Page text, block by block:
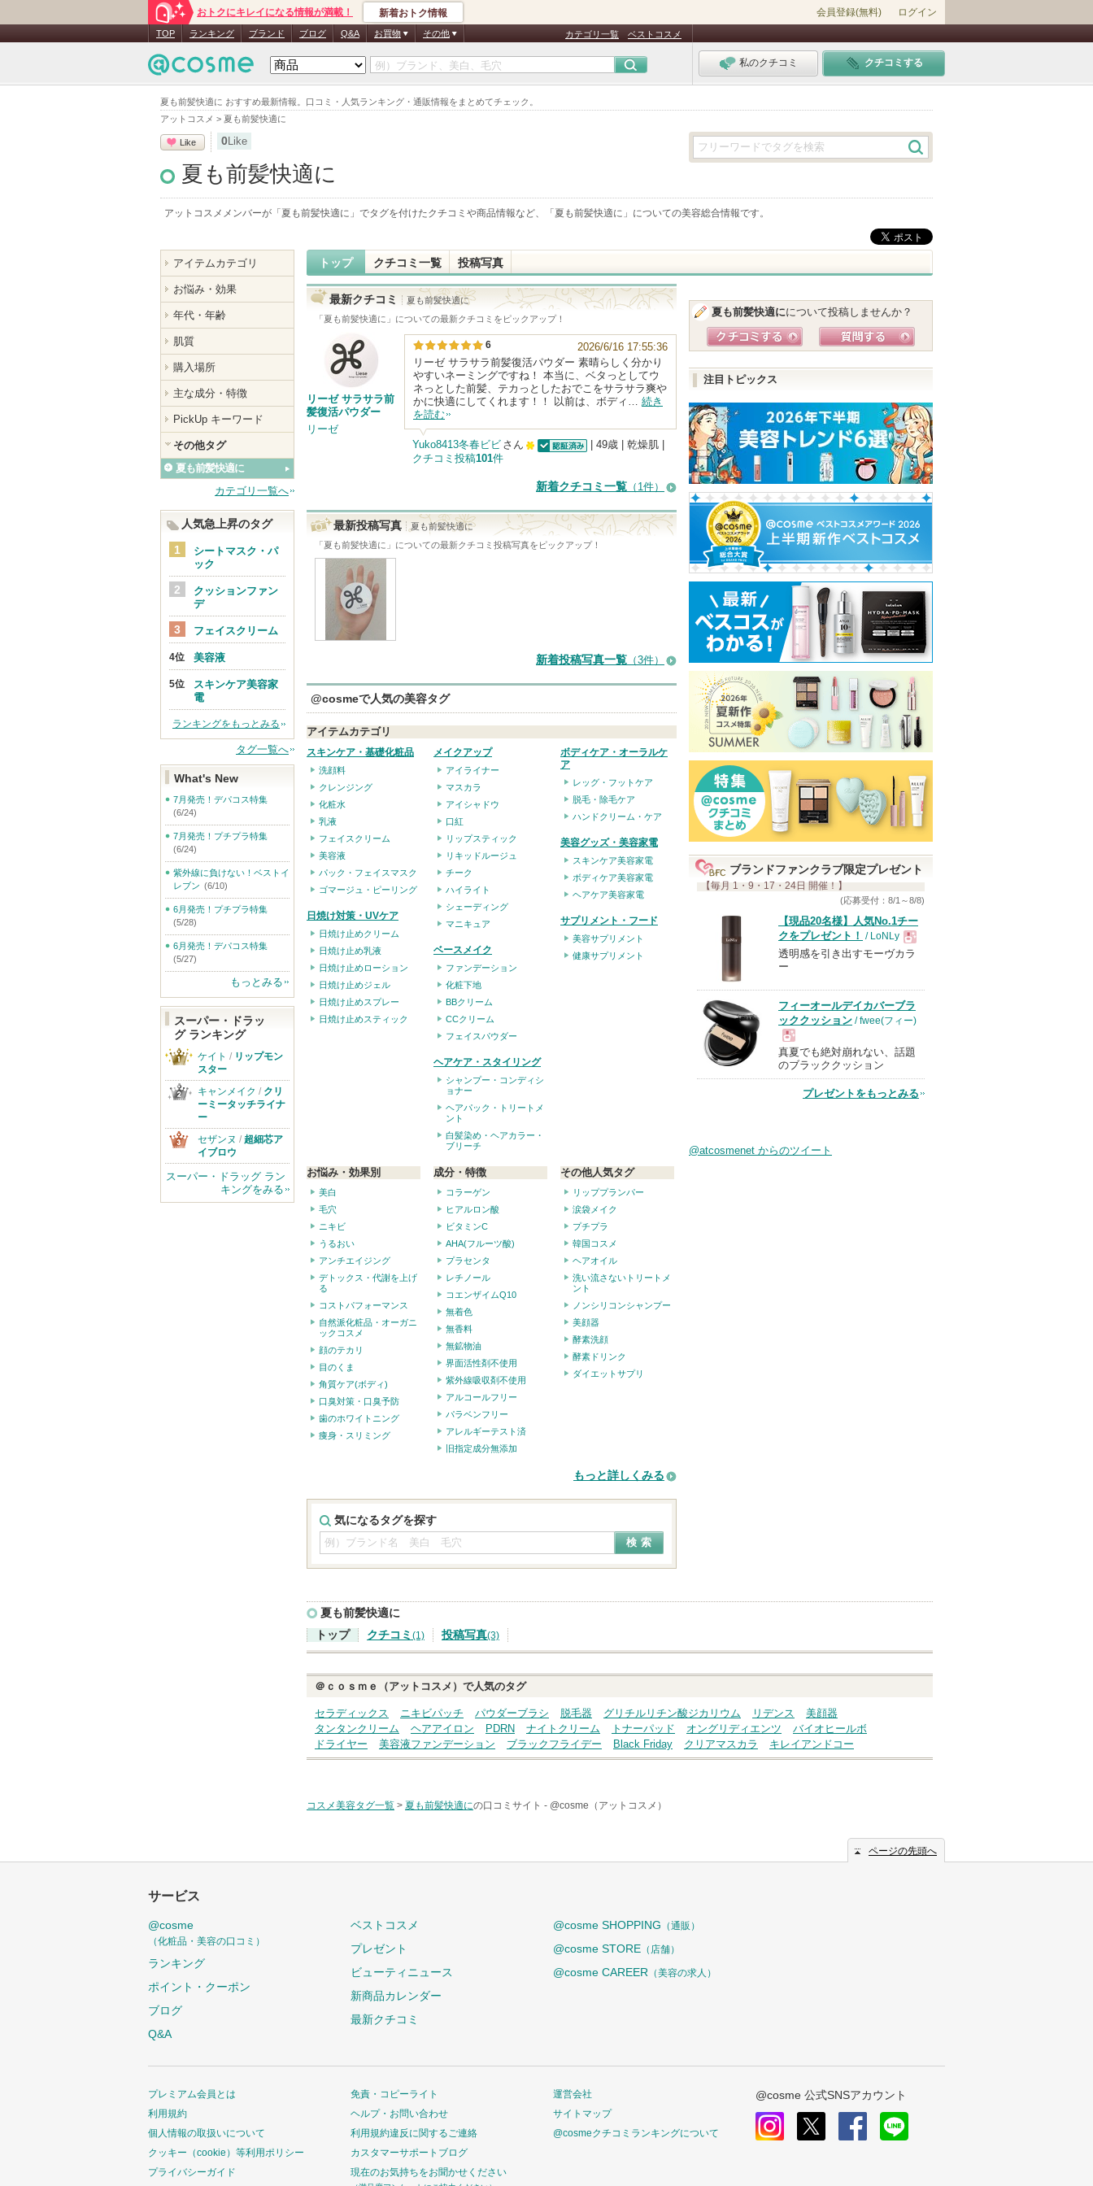
夏も前髪快適に おすすめ最新情報。口コミ・人気ランキング・通販情報をまとめてチェック。
アットコスメ > 夏も前髪快適に
おトクにキレイになる情報が満載！ 新着おトク情報 会員登録(無料) ログイン
TOP ランキング ブランド ブログ Q&A お買物 その他 カテゴリ一覧 ベストコスメ
私のクチコミ クチコミする
Like 0Like
夏も前髪快適に
アットコスメメンバーが「 夏も前髪快適に 」でタグを付けたクチコミや商品情報など、「 夏も前髪快適に 」についての美容総合情報です。
トップ クチコミ一覧 投稿写真
最新クチコミ
夏も前髪快適に
「夏も前髪快適に 」についての最新クチコミをピックアップ！
リーゼ サラサラ前
髪復活パウダー
リーゼ
6
2026/6/16 17:55:36
リーゼ サラサラ前髪復活パウダー 素晴らしく分かり
やすいネーミングですね！ 本当に、ベタっとしてウ
ネっとした前髪、テカっとしたおでこをサラサラ爽や
かに快適にしてくれます！！ 以前は、ボディ… 続き
を読む
Yuko8413冬春ビビ さん
上
の
に
| 49歳 | 乾燥肌 |
クチコミ投稿101件
新着クチコミ一覧 （1件）
最新投稿写真
夏も前髪快適に
「夏も前髪快適に 」についての最新クチコミ投稿写真をピックアップ！
新着投稿写真一覧 （3件）
@cosmeで人気の美容タグ
アイテムカテゴリ
スキンケア・基礎化粧品
洗顔料
クレンジング
化粧水
乳液
フェイスクリーム
美容液
パック・フェイスマスク
ゴマージュ・ピーリング
日焼け対策・UVケア
日焼け止めクリーム
日焼け止め乳液
日焼け止めローション
日焼け止めジェル
日焼け止めスプレー
日焼け止めスティック
メイクアップ
アイライナー
マスカラ
アイシャドウ
口紅
リップスティック
リキッドルージュ
チーク
ハイライト
シェーディング
マニキュア
ベースメイク
ファンデーション
化粧下地
BBクリーム
CCクリーム
フェイスパウダー
ヘアケア・スタイリング
シャンプー・コンディシ
ョナー
ヘアパック・トリートメ
ント
白髪染め・ヘアカラー・
ブリーチ
ボディケア・オーラルケ
ア
レッグ・フットケア
脱毛・除毛ケア
ハンドクリーム・ケア
美容グッズ・美容家電
スキンケア美容家電
ボディケア美容家電
ヘアケア美容家電
サプリメント・フード
美容サプリメント
健康サプリメント
お悩み・効果別
美白
毛穴
ニキビ
うるおい
アンチエイジング
デトックス・代謝を上げ
る
コストパフォーマンス
自然派化粧品・オーガニ
ックコスメ
顔のテカリ
目のくま
角質ケア(ボディ)
口臭対策・口臭予防
歯のホワイトニング
痩身・スリミング
成分・特徴
コラーゲン
ヒアルロン酸
ビタミンC
AHA(フルーツ酸)
プラセンタ
レチノール
コエンザイムQ10
無着色
無香料
無鉱物油
界面活性剤不使用
紫外線吸収剤不使用
アルコールフリー
パラベンフリー
アレルギーテスト済
旧指定成分無添加
その他人気タグ
リッププランパー
涙袋メイク
プチプラ
韓国コスメ
ヘアオイル
洗い流さないトリートメ
ント
ノンシリコンシャンプー
美顔器
酵素洗顔
酵素ドリンク
ダイエットサプリ
もっと詳しくみる
気になるタグを探す
夏も前髪快適にについて投稿しませんか？
注目トピックス
ブランドファンクラブ限定プレゼント
【毎月 1・9・17・24日 開催！】
(応募受付：8/1～8/8)
【現品20名様】人気No.1チー
クをプレゼント！ / LoNLy
現
品
透明感を引き出すモーヴカラ
ー
フィーオールデイカバーブラ
ッククッション / fwee(フィー)
現
真夏でも絶対崩れない、話題
のブラッククッション
プレゼントをもっとみる
@atcosmenet からのツイート
夏も前髪快適に
トップ
クチコミ (1) 投稿写真(3)
＠ｃｏｓｍｅ（アットコスメ）で人気のタグ
セラディックス ニキビパッチ パウダーブラシ 脱毛器 グリチルリチン酸ジカリウム リデンス
美顔器
タンタンクリーム
ヘアアイロン PDRN ナイトクリーム トナーパッド オングリディエンツ
バイオヒールボ
ドライヤー
美容液ファンデーション ブラックフライデー Black Friday クリアマスカラ キレイアンドコー
コスメ美容タグ一覧 > 夏も前髪快適にの口コミサイト - @cosme（アットコスメ）
アイテムカテゴリ
お悩み・効果
年代・年齢
肌質
購入場所
主な成分・特徴
PickUp キーワード
その他タグ
夏も前髪快適に
カテゴリ一覧へ
人気急上昇のタグ
シートマスク・パ
ック
クッションファン
デ
フェイスクリーム
美容液
スキンケア美容家
電
ランキングをもっとみる
タグ一覧へ
What's New
7月発売！デパコス特集
(6/24)
7月発売！プチプラ特集
(6/24)
紫外線に負けない！ベストイ
レブン (6/10)
6月発売！プチプラ特集
(5/28)
6月発売！デパコス特集
(5/27)
もっとみる
スーパー・ドラッ
グ ランキング
ケイト / リップモン
スター
キャンメイク / クリ
ーミータッチライナ
ー
セザンヌ / 超細芯ア
イブロウ
スーパー・ドラッグ ラン
キングをみる
ページの先頭へ
サービス
@cosme
（化粧品・美容の口コミ）
ランキング
ポイント・クーポン
ブログ
Q&A
ベストコスメ
プレゼント
ビューティニュース
新商品カレンダー
最新クチコミ
@cosme SHOPPING （通販）
@cosme STORE （店舗）
@cosme CAREER （美容の求人）
プレミアム会員とは
利用規約
個人情報の取扱いについて
クッキー（cookie）等利用ポリシー
プライバシーガイド
免責・コピーライト
ヘルプ・お問い合わせ
利用規約違反に関するご連絡
カスタマーサポートブログ
現在のお気持ちをお聞かせください
運営会社
サイトマップ
@cosmeクチコミランキングについて
@cosme 公式SNSアカウント